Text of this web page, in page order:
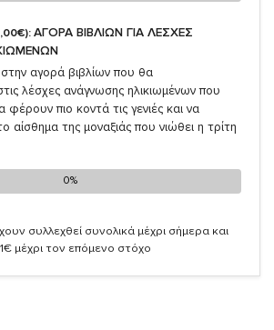
ΑΓΟΡΑ ΒΙΒΛΙΩΝ ΓΙΑ ΛΕΣΧΕΣ
αγορά βιβλίων που θα
λέσχες ανάγνωσης ηλικιωμένων που
πιο κοντά τις γενιές και να
αίσθημα της μοναξιάς που νιώθει η τρίτη
0%
0%
συλλεχθεί συνολικά μέχρι σήμερα και
μέχρι τον επόμενο στόχο